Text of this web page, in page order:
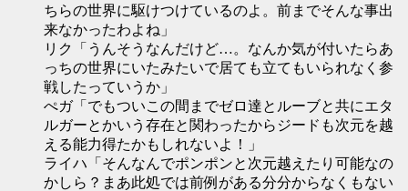
ちらの世界に駆けつけているのよ。前までそんな事出
来なかったわよね」
リク「うんそうなんだけど…。なんか気が付いたらあ
っちの世界にいたみたいで居ても立てもいられなく参
戦したっていうか」
ぺガ「でもついこの間までゼロ達とルーブと共にエタ
ルガーとかいう存在と関わったからジードも次元を越
える能力得たかもしれないよ！」
ライハ「そんなんでポンポンと次元越えたり可能なの
かしら？まあ此処では前例がある分分からなくもない